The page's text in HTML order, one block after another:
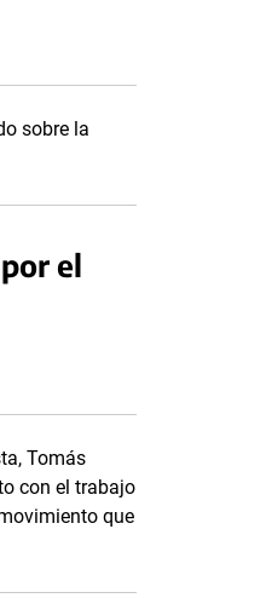
sobre la
el
Tomás
con el trabajo
que